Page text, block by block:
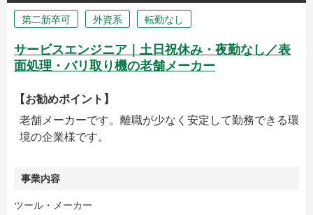
第二新卒可 外資系 転勤なし
サービスエンジニア｜土日祝休み・夜勤なし／表
面処理・バリ取り機の老舗メーカー
【お勧めポイント】
老舗メーカーです。離職が少なく安定して勤務できる環
境の企業様です。
事業内容
ツール・メーカー